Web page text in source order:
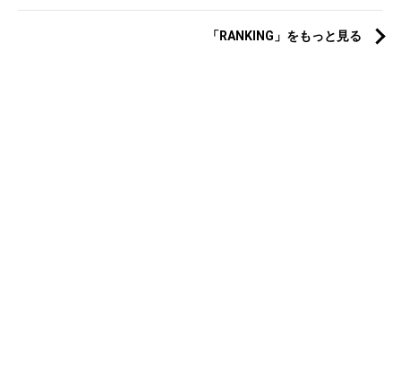
「RANKING」をもっと見る